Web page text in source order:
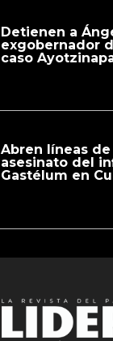
Detienen a
exgobernador
caso
Abren líneas
asesinato del
Gastélum en